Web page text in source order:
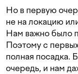
Но в первую
не на локацию
Нам важно было
Поэтому с
полная посадка.
очередь, и нам